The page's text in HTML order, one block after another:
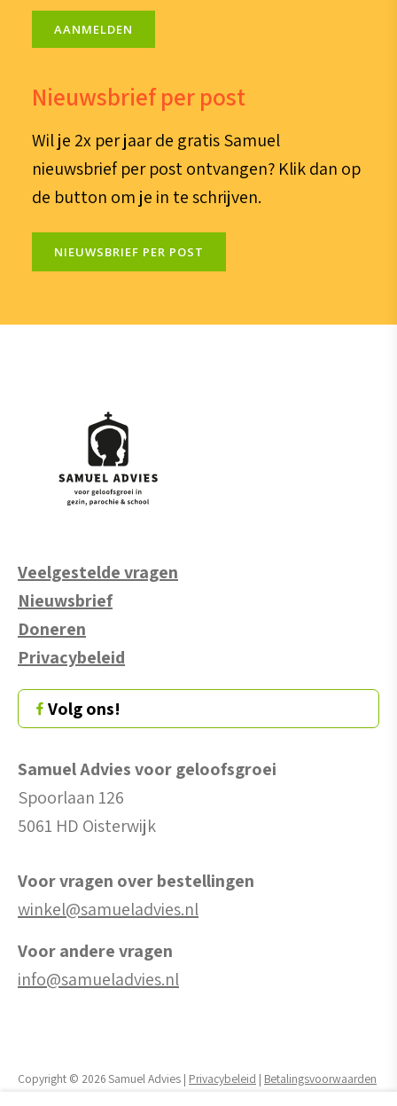
AANMELDEN
Nieuwsbrief per post
Wil je 2x per jaar de gratis Samuel
nieuwsbrief per post ontvangen? Klik dan op
de button om je in te schrijven.
NIEUWSBRIEF PER POST
Veelgestelde vragen
Nieuwsbrief
Doneren
Privacybeleid
Volg ons!
Samuel Advies voor geloofsgroei
Spoorlaan 126
5061 HD Oisterwijk
Voor vragen over bestellingen
winkel@samueladvies.nl
Voor andere vragen
info@samueladvies.nl
Copyright © 2026 Samuel Advies | Privacybeleid | Betalingsvoorwaarden